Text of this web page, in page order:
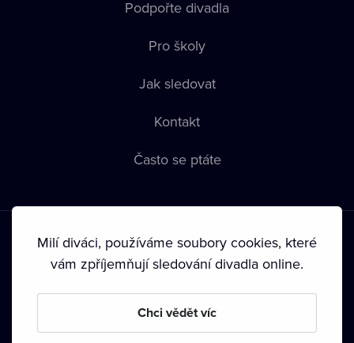
Podpořte divadla
Pro školy
Jak sledovat
Kontakt
Často se ptáte
Podmínky používání • Ochrana soukromí • Zásady používání
• Autorská práva•
Milí diváci, používáme soubory cookies, které
vám zpříjemňují sledování divadla online.
Chci vědět víc